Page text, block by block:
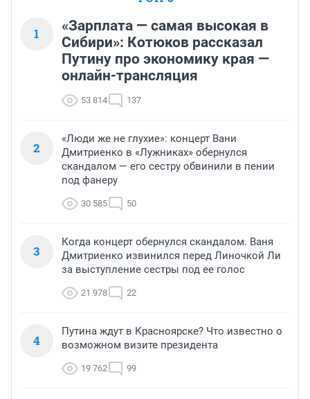
1
«Зарплата — самая высокая в
Сибири»: Котюков рассказал
Путину про экономику края —
онлайн-трансляция
53 814 137
2
«Люди же не глухие»: концерт Вани
Дмитриенко в «Лужниках» обернулся
скандалом — его сестру обвинили в пении
под фанеру
30 585 50
3
Когда концерт обернулся скандалом. Ваня
Дмитриенко извинился перед Линочкой Ли
за выступление сестры под ее голос
21 978 22
4
Путина ждут в Красноярске? Что известно о
возможном визите президента
19 762 99